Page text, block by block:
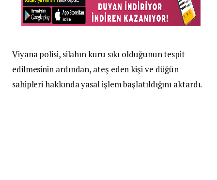
Viyana polisi, silahın kuru sıkı olduğunun tespit
edilmesinin ardından, ateş eden kişi ve düğün
sahipleri hakkında yasal işlem başlatıldığını aktardı.